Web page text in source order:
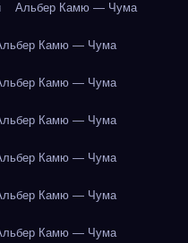
Альбер Камю — Чума
Камю — Чума
Камю — Чума
Камю — Чума
Камю — Чума
Камю — Чума
Камю — Чума